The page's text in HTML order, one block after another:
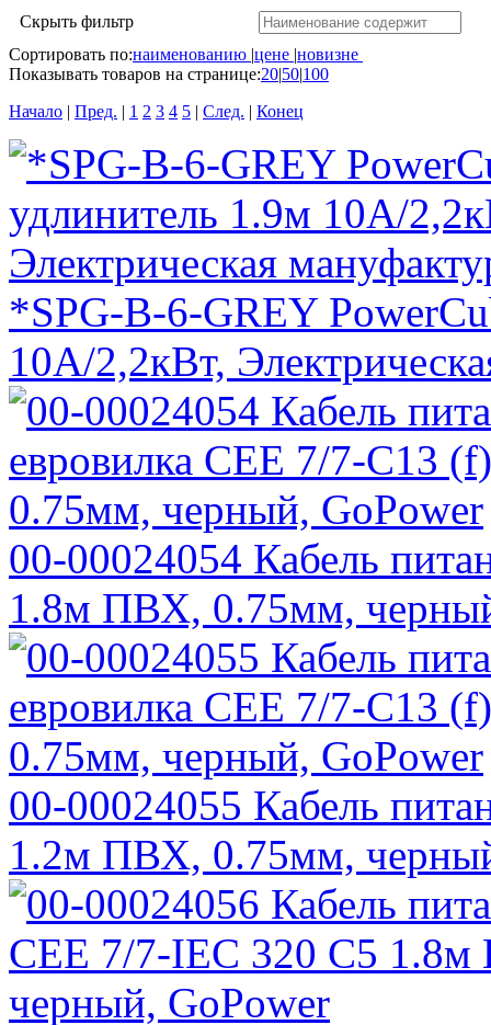
Скрыть фильтр
Сортировать по:наименованию |цене |новизне
Показывать товаров на странице:20|50|100
Начало | Пред. | 1 2 3 4 5 | След. | Конец
*SPG-B-6-GREY
10А/2,2кВт,
00-00024054 Кабель
1.8м ПВХ, 0.75мм,
00-00024055 Кабель
1.2м ПВХ, 0.75мм,